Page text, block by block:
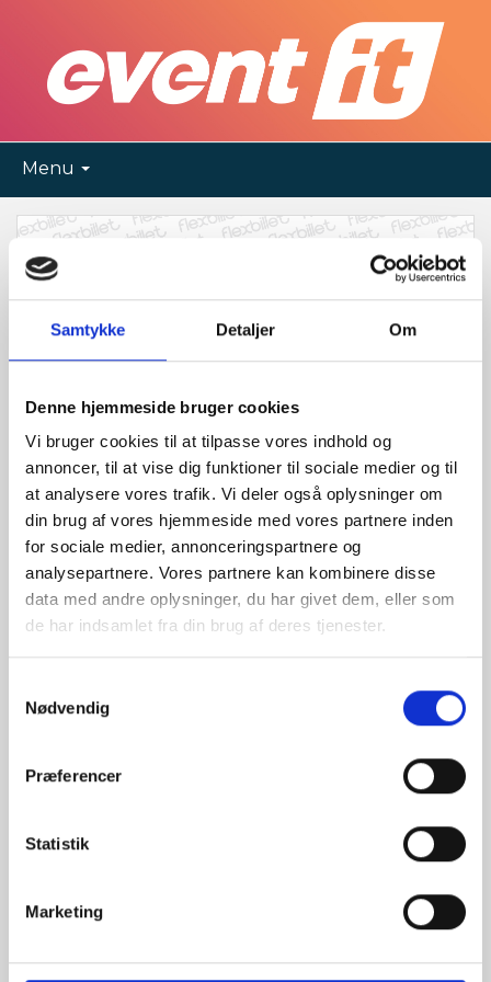
Samtykke Detaljer Om
Denne hjemmeside bruger cookies
Vi bruger cookies til at tilpasse vores indhold og
annoncer, til at vise dig funktioner til sociale medier og til
at analysere vores trafik. Vi deler også oplysninger om
din brug af vores hjemmeside med vores partnere inden
for sociale medier, annonceringspartnere og
analysepartnere. Vores partnere kan kombinere disse
data med andre oplysninger, du har givet dem, eller som
de har indsamlet fra din brug af deres tjenester.
Nødvendig
Præferencer
Statistik
Marketing
Menu
Fanikkerdage Special
Edition Byvandring
14 deltager(e)
Det kan defineres, hvad billetterne kaldes
(f.eks. vosken- og børnebilletter) og hvad de
koster hver især, samt hvor mange billetter,
billetter, der kan købes i hver enkelt